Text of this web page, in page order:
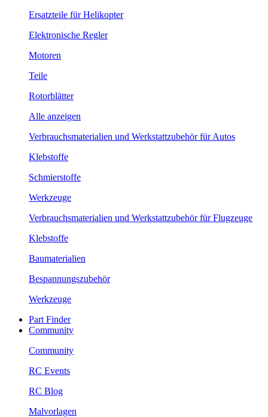
Ersatzteile für Helikopter
Elektronische Regler
Motoren
Teile
Rotorblätter
Alle anzeigen
Verbrauchsmaterialien und Werkstattzubehör für Autos
Klebstoffe
Schmierstoffe
Werkzeuge
Verbrauchsmaterialien und Werkstattzubehör für Flugzeuge
Klebstoffe
Baumaterialien
Bespannungszubehör
Werkzeuge
Part Finder
Community
Community
RC Events
RC Blog
Malvorlagen